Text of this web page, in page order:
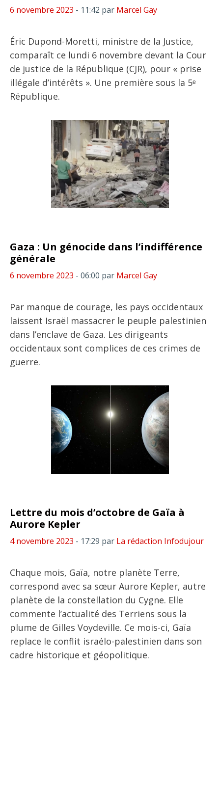
6 novembre 2023 - 11:42 par Marcel Gay
Éric Dupond-Moretti, ministre de la Justice,
comparaît ce lundi 6 novembre devant la Cour
de justice de la République (CJR), pour « prise
illégale d’intérêts ». Une première sous la 5ᵉ
République.
Gaza : Un génocide dans l’indifférence
générale
6 novembre 2023 - 06:00 par Marcel Gay
Par manque de courage, les pays occidentaux
laissent Israël massacrer le peuple palestinien
dans l’enclave de Gaza. Les dirigeants
occidentaux sont complices de ces crimes de
guerre.
Lettre du mois d’octobre de Gaïa à
Aurore Kepler
4 novembre 2023 - 17:29 par La rédaction Infodujour
Chaque mois, Gaïa, notre planète Terre,
correspond avec sa sœur Aurore Kepler, autre
planète de la constellation du Cygne. Elle
commente l’actualité des Terriens sous la
plume de Gilles Voydeville. Ce mois-ci, Gaïa
replace le conflit israélo-palestinien dans son
cadre historique et géopolitique.